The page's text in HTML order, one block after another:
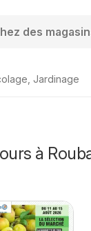
Jardinage
à